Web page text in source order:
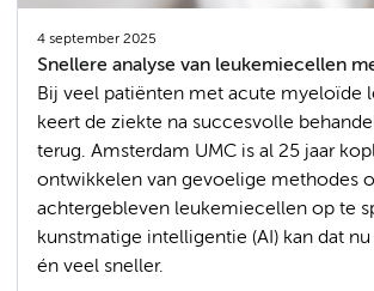
4 september 2025
Snellere analyse van leukemiecellen
Bij veel patiënten met acute myeloïde
keert de ziekte na succesvolle
terug. Amsterdam UMC is al 25 jaar
ontwikkelen van gevoelige methodes
achtergebleven leukemiecellen op te
kunstmatige intelligentie (AI) kan dat
én veel sneller.